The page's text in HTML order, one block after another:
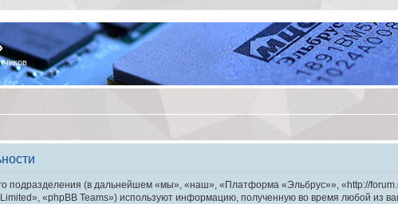
подразделения (в дальнейшем «мы», «наш», «Платформа «Эльбрус»», «http://
«phpBB Teams») используют информацию, полученную во время любой из